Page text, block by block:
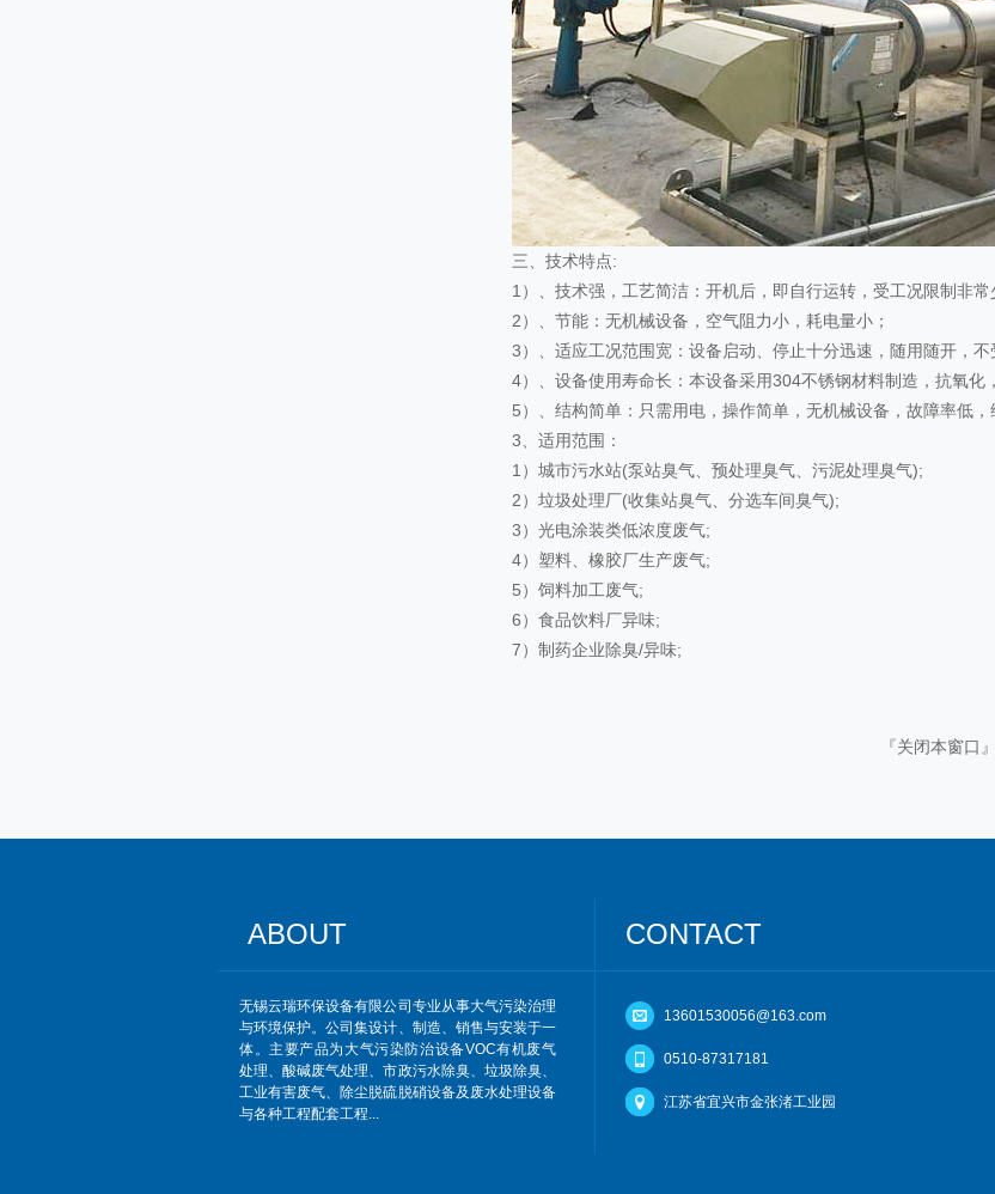
三、技术特点:
1）、技术强，工艺简洁：开机后，即自行运转，受工况限制非常
2）、节能：无机械设备，空气阻力小，耗电量小；
3）、适应工况范围宽：设备启动、停止十分迅速，随用随开，不
4）、设备使用寿命长：本设备采用304不锈钢材料制造，抗氧化
5）、结构简单：只需用电，操作简单，无机械设备，故障率低，
3、适用范围：
1）城市污水站(泵站臭气、预处理臭气、污泥处理臭气);
2）垃圾处理厂(收集站臭气、分选车间臭气);
3）光电涂装类低浓度废气;
4）塑料、橡胶厂生产废气;
5）饲料加工废气;
6）食品饮料厂异味;
7）制药企业除臭/异味;
『关闭本窗口 』
ABOUT
无锡云瑞环保设备有限公司专业从事大气污染治理
与环境保护。公司集设计、制造、销售与安装于一
体。主要产品为大气污染防治设备VOC有机废气
处理、酸碱废气处理、市政污水除臭、垃圾除臭、
工业有害废气、除尘脱硫脱硝设备及废水处理设备
与各种工程配套工程...
CONTACT
13601530056@163.com
0510-87317181
江苏省宜兴市金张渚工业园